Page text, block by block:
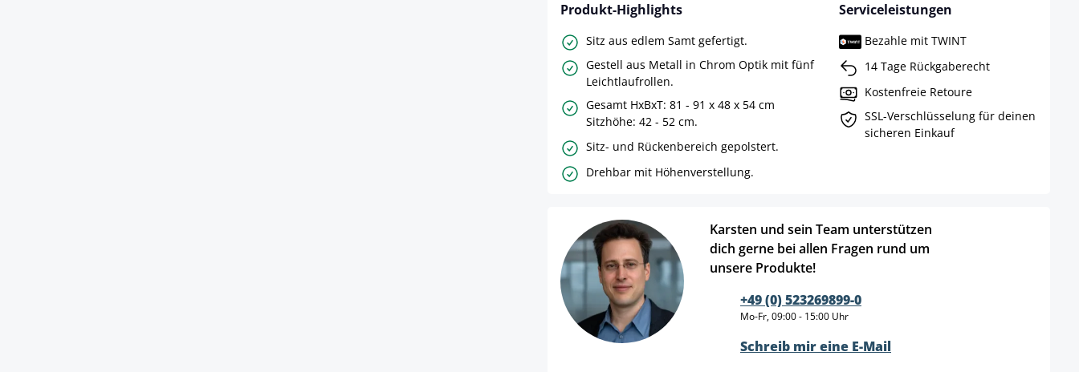
Produkt-Highlights
Sitz aus edlem Samt gefertigt.
Gestell aus Metall in Chrom Optik mit fünf
Leichtlaufrollen.
Gesamt HxBxT: 81 - 91 x 48 x 54 cm
Sitzhöhe: 42 - 52 cm.
Sitz- und Rückenbereich gepolstert.
Drehbar mit Höhenverstellung.
Serviceleistungen
Bezahle mit TWINT
14 Tage Rückgaberecht
Kostenfreie Retoure
SSL-Verschlüsselung für deinen
sicheren Einkauf
Karsten und sein Team unterstützen
dich gerne bei allen Fragen rund um
unsere Produkte!
+49 (0) 523269899-0
Mo-Fr, 09:00 - 15:00 Uhr
Schreib mir eine E-Mail